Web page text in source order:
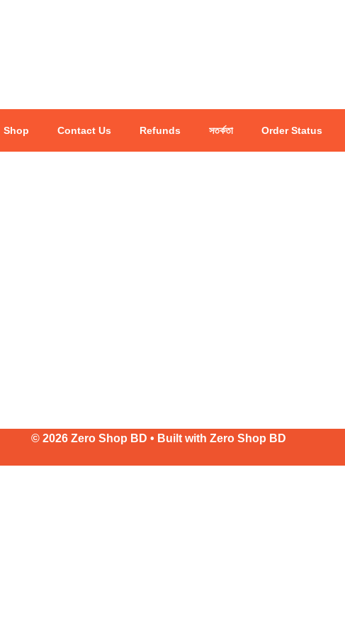
Shop Contact Us Refunds সতর্কতা Order Status
© 2026 Zero Shop BD • Built with Zero Shop BD